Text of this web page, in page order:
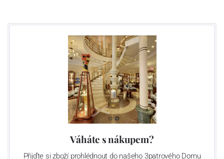
Váháte s nákupem?
Přijďte si zboží prohlédnout do našeho 3patrového Domu